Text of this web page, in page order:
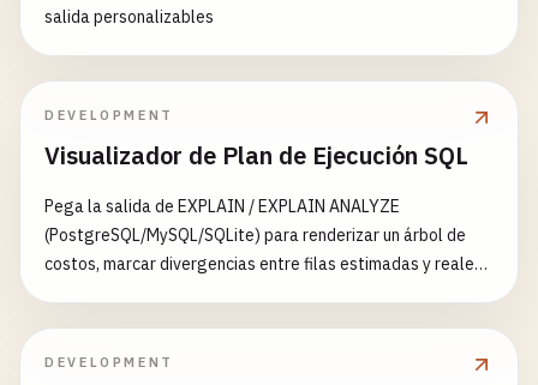
salida personalizables
DEVELOPMENT
Visualizador de Plan de Ejecución SQL
Pega la salida de EXPLAIN / EXPLAIN ANALYZE
(PostgreSQL/MySQL/SQLite) para renderizar un árbol de
costos, marcar divergencias entre filas estimadas y reales,
DEVELOPMENT